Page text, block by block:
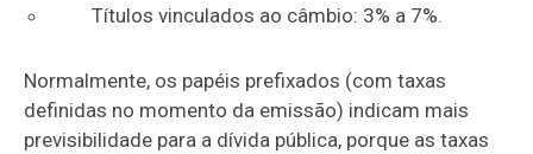
Títulos vinculados ao câmbio: 3% a 7%.
Normalmente, os papéis prefixados (com taxas
definidas no momento da emissão) indicam mais
previsibilidade para a dívida pública, porque as taxas